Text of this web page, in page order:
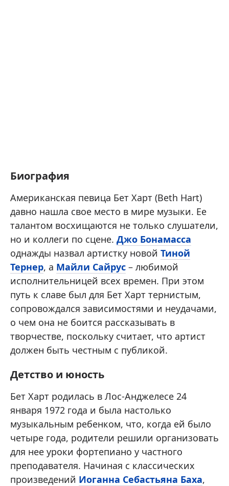
Биография
Американская певица Бет Харт (Beth Hart)
давно нашла свое место в мире музыки. Ее
талантом восхищаются не только слушатели,
но и коллеги по сцене. Джо Бонамасса
однажды назвал артистку новой Тиной
Тернер, а Майли Сайрус – любимой
исполнительницей всех времен. При этом
путь к славе был для Бет Харт тернистым,
сопровождался зависимостями и неудачами,
о чем она не боится рассказывать в
творчестве, поскольку считает, что артист
должен быть честным с публикой.
Детство и юность
Бет Харт родилась в Лос-Анджелесе 24
января 1972 года и была настолько
музыкальным ребенком, что, когда ей было
четыре года, родители решили организовать
для нее уроки фортепиано у частного
преподавателя. Начиная с классических
произведений Иоганна Себастьяна Баха,